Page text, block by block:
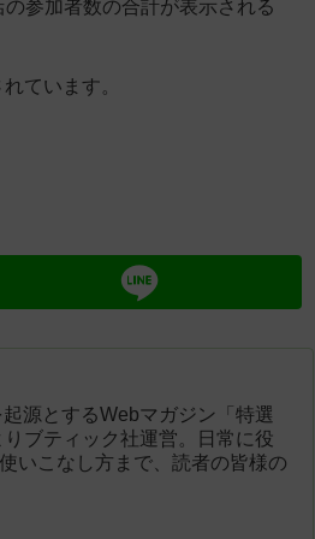
の参加者数の合計が表示される
ています。
源とするWebマガジン「特選
ブティック社運営。日常に役
いこなし方まで、読者の皆様の